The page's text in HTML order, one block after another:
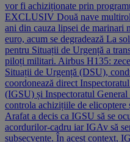
vor fi achiziționate prin
EXCLUSIV Două nave
ani din cauza lipsei de marinari
euro, acum se degradează La
pentru Situații de Urgență a
piloți militari. Airbus H135:
Situații de Urgență (DSU),
coordonează direct
(IGSU) și Inspectoratul
controla achizițiile de elicoptere
Arafat a decis ca IGSU să se
acordurilor-cadru iar IGAv să
subsecvente. În acest context,